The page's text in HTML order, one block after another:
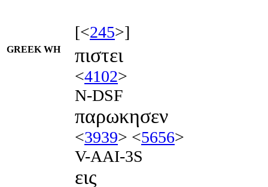
[<245>]
GREEK WH πιστει
<4102>
N-DSF
παρωκησεν
<3939> <5656>
V-AAI-3S
εις